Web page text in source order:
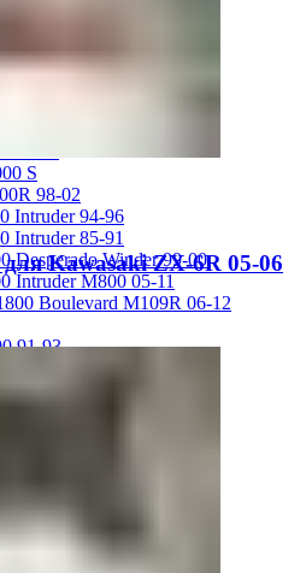
SRAD 98-99
S
98-02
Intruder 94-96
Intruder 85-91
Desperado Winder 99-00
Intruder M800 05-11
Boulevard M109R 06-12
91-93
S 06-15
Genesis 87-90
Fazer 01-05
98-01
Kawasaki ZX-6R 05-06